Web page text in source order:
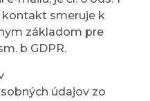
kontakt smeruje k
základom pre
b GDPR.
údajov zo